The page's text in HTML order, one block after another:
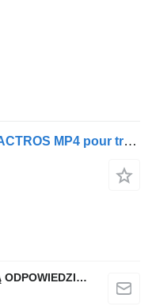
MOYEU ARRIÈRE MERCEDES ACTROS MP4 pour tracteur routier Mercedes-Benz ACTROS MP4
QINDITO SPÓŁKA Z OGRANICZONĄ ODPOWIEDZIALNOŚCIĄ